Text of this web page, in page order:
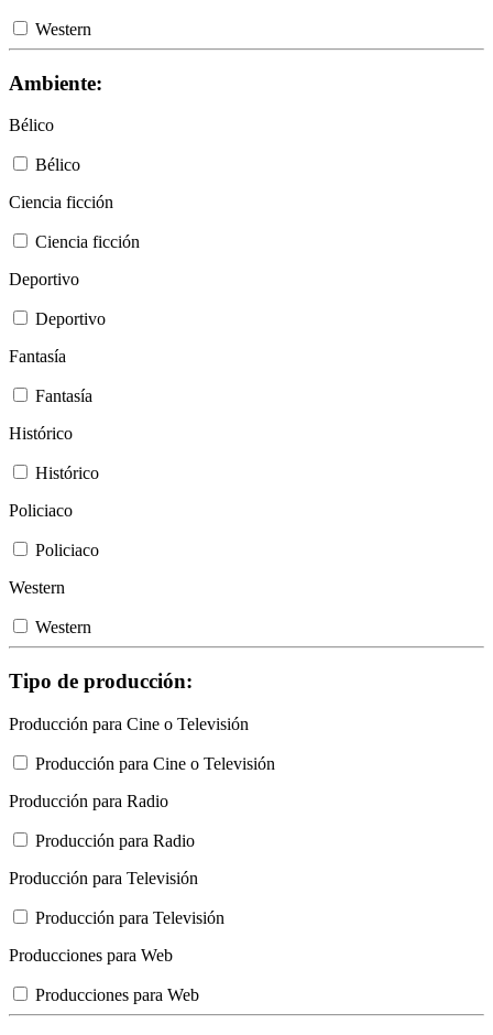
Western
Ambiente:
Bélico
Bélico
Ciencia ficción
Ciencia ficción
Deportivo
Deportivo
Fantasía
Fantasía
Histórico
Histórico
Policiaco
Policiaco
Western
Western
Tipo de producción:
Producción para Cine o Televisión
Producción para Cine o Televisión
Producción para Radio
Producción para Radio
Producción para Televisión
Producción para Televisión
Producciones para Web
Producciones para Web